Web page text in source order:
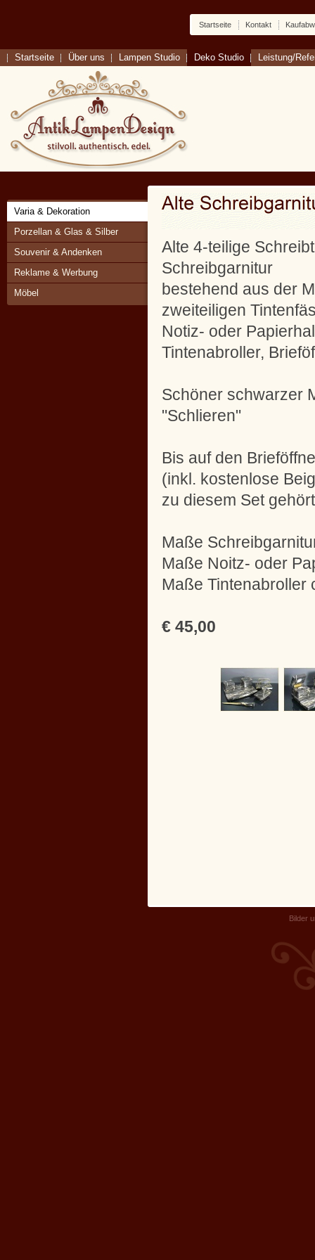
Kontakt
Startseite
Startseite Über uns Lampen Studio Deko Studio Leistung/
Varia & Dekoration
Porzellan & Glas & Silber
Souvenir & Andenken
Reklame & Werbung
Möbel
Alte 4-teilige
Schreibgarnitur
bestehend aus der
zweiteiligen
Notiz- oder
Tintenabroller,
Schöner schwarzer
"Schlieren"
Bis auf den
(inkl. kostenlose
zu diesem Set
Maße
Maße Noitz- oder
Maße Tintenabroller
€ 45,00
Bilder